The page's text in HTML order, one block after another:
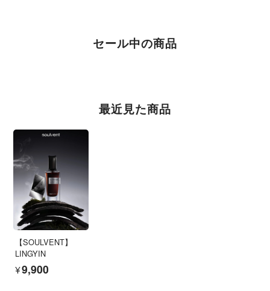
セール中の商品
最近見た商品
【SOULVENT】
LINGYIN
¥9,900